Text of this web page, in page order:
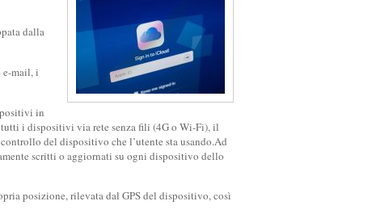
dalla
e-mail, i
in
i dispositivi via rete senza fili (4G o Wi-Fi), il
del dispositivo che l’utente sta usando.Ad
scritti o aggiornati su ogni dispositivo dello
posizione, rilevata dal GPS del dispositivo, così